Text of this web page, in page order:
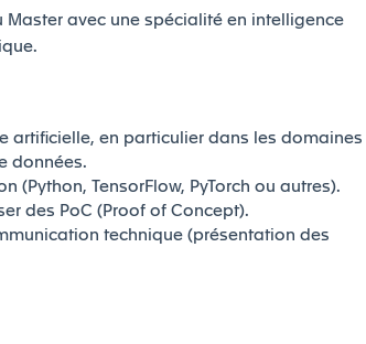
Master avec une spécialité en intelligence
artificielle, en particulier dans les domaines
données.
(Python, TensorFlow, PyTorch ou autres).
des PoC (Proof of Concept).
technique (présentation des